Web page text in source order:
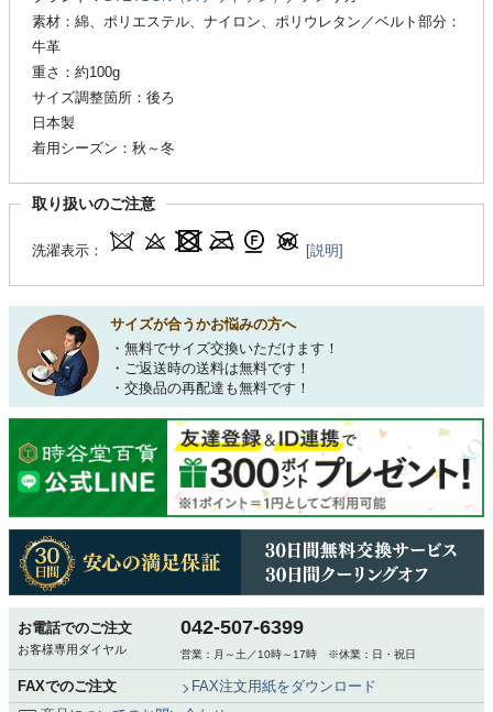
素材：綿、ポリエステル、ナイロン、ポリウレタン／ベルト部分：
牛革
重さ：約100g
サイズ調整箇所：後ろ
日本製
着用シーズン：秋～冬
取り扱いのご注意
洗濯表示： [説明]
サイズが合うかお悩みの方へ
・無料でサイズ交換いただけます！
・ご返送時の送料は無料です！
・交換品の再配達も無料です！
お電話でのご注文
お客様専用ダイヤル
042-507-6399
営業：月～土／10時～17時 ※休業：日・祝日
FAXでのご注文
FAX注文用紙をダウンロード